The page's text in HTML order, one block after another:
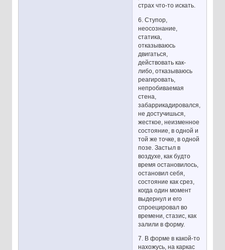
страх что-то искать.
6. Ступор,
неосознание,
статика,
отказываюсь
двигаться,
действовать как-
либо, отказываюсь
реагировать,
непробиваемая
стена,
забаррикадировался,
не достучишься,
жесткое, неизменное
состояние, в одной и
той же точке, в одной
позе. Застыл в
воздухе, как будто
время остановилось,
остановил себя,
состояние как срез,
когда один момент
выдернул и его
спроецировал во
времени, стазис, как
залили в форму.
7. В форме в какой-то
нахожусь, на каркас